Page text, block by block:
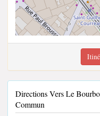
Directions Vers Le
Commun